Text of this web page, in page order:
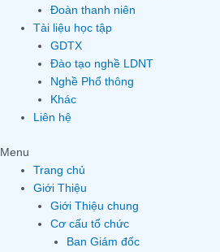
Đoàn thanh niên
Tài liệu học tập
GDTX
Đào tạo nghề LDNT
Nghề Phổ thông
Khác
Liên hệ
Menu
Trang chủ
Giới Thiệu
Giới Thiệu chung
Cơ cấu tổ chức
Ban Giám đốc